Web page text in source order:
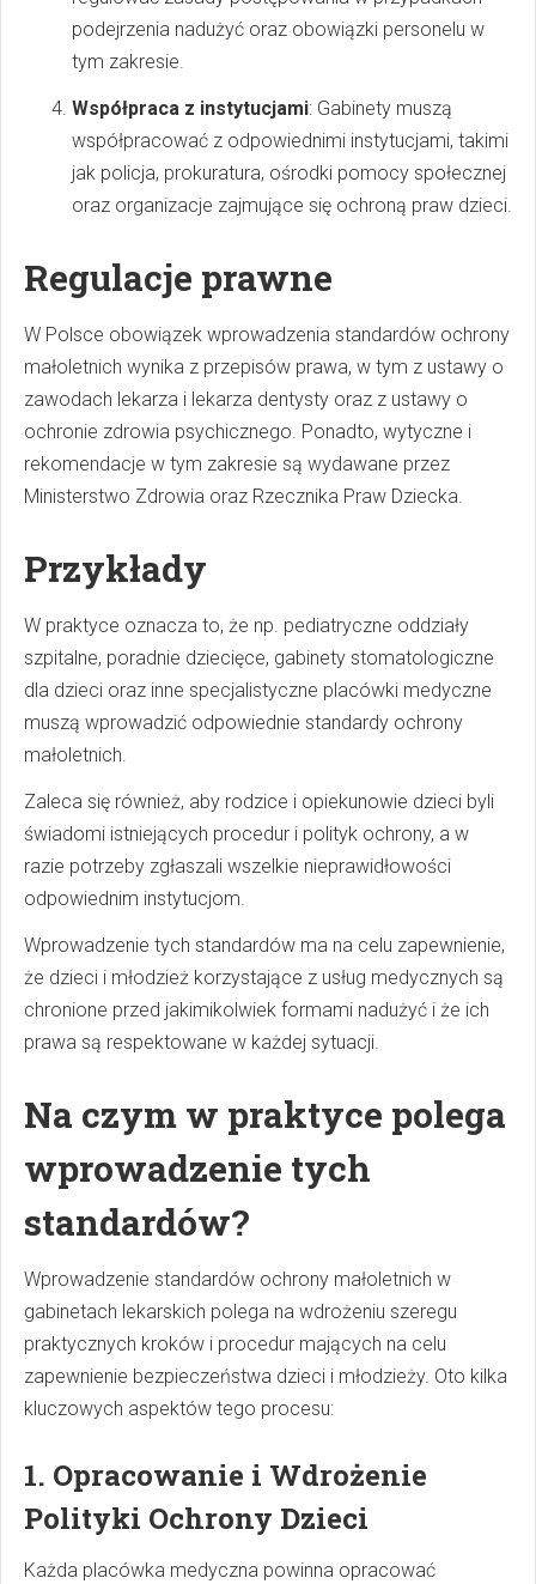
podejrzenia nadużyć oraz obowiązki personelu w
tym zakresie.
Współpraca z instytucjami: Gabinety muszą
współpracować z odpowiednimi instytucjami, takimi
jak policja, prokuratura, ośrodki pomocy społecznej
oraz organizacje zajmujące się ochroną praw dzieci.
Regulacje prawne
W Polsce obowiązek wprowadzenia standardów ochrony
małoletnich wynika z przepisów prawa, w tym z ustawy o
zawodach lekarza i lekarza dentysty oraz z ustawy o
ochronie zdrowia psychicznego. Ponadto, wytyczne i
rekomendacje w tym zakresie są wydawane przez
Ministerstwo Zdrowia oraz Rzecznika Praw Dziecka.
Przykłady
W praktyce oznacza to, że np. pediatryczne oddziały
szpitalne, poradnie dziecięce, gabinety stomatologiczne
dla dzieci oraz inne specjalistyczne placówki medyczne
muszą wprowadzić odpowiednie standardy ochrony
małoletnich.
Zaleca się również, aby rodzice i opiekunowie dzieci byli
świadomi istniejących procedur i polityk ochrony, a w
razie potrzeby zgłaszali wszelkie nieprawidłowości
odpowiednim instytucjom.
Wprowadzenie tych standardów ma na celu zapewnienie,
że dzieci i młodzież korzystające z usług medycznych są
chronione przed jakimikolwiek formami nadużyć i że ich
prawa są respektowane w każdej sytuacji.
Na czym w praktyce polega
wprowadzenie tych
standardów?
Wprowadzenie standardów ochrony małoletnich w
gabinetach lekarskich polega na wdrożeniu szeregu
praktycznych kroków i procedur mających na celu
zapewnienie bezpieczeństwa dzieci i młodzieży. Oto kilka
kluczowych aspektów tego procesu:
1. Opracowanie i Wdrożenie
Polityki Ochrony Dzieci
Każda placówka medyczna powinna opracować